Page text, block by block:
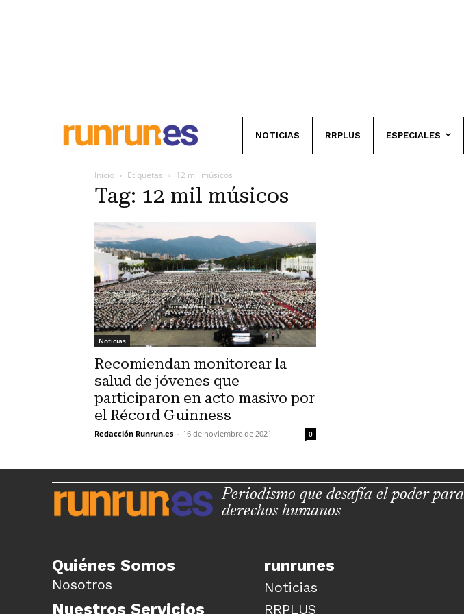
NOTICIAS RRPLUS ESPECIALES
Inicio Etiquetas 12 mil músicos
Tag: 12 mil músicos
Noticias
Recomiendan monitorear la
salud de jóvenes que
participaron en acto masivo por
el Récord Guinness
Redacción Runrun.es - 16 de noviembre de 2021 0
Periodismo que desafía el poder
derechos humanos
Quiénes Somos
Nosotros
Nuestros Servicios
runrunes
Noticias
RRPLUS